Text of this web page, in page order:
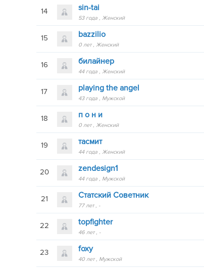
14 sin-tai
53 года Женский
15 bazzilio
0 лет Женский
16 билайнер
44 года Женский
17 playing the angel
43 года Мужской
18 п о н и
0 лет Женский
19 тасмит
44 года Женский
20 zendesign1
44 года Мужской
21 Статский Советник
77 лет -
22 topfighter
46 лет -
23 foxy
40 лет Мужской